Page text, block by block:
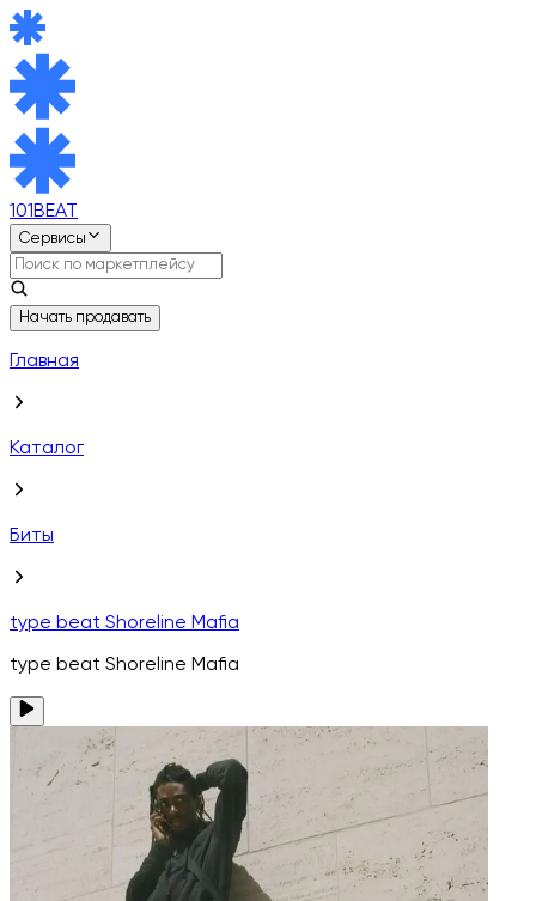
101BEAT
Сервисы
Начать продавать
Главная
Каталог
Биты
type beat Shoreline Mafia
type beat Shoreline Mafia